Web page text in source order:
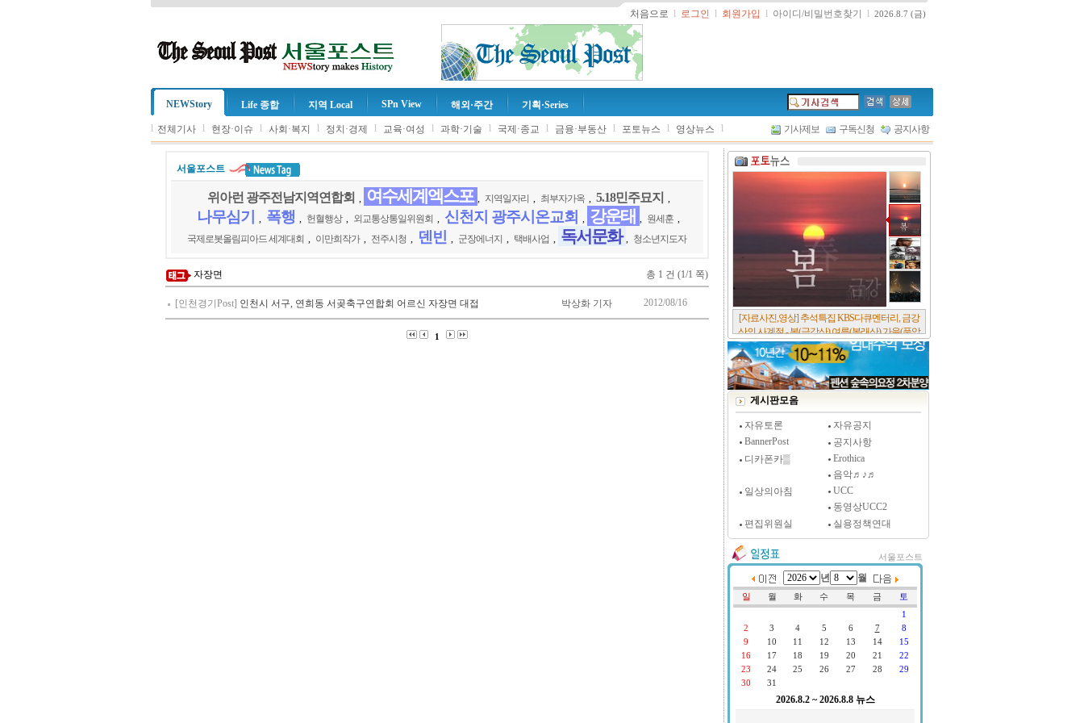
처음으로 l 로그인 l 회원가입 l 아이디/비밀번호찾기 l 2026.8.7 (금)
NEWStory Life 종합 지역 Local SPn View 해외·주간 기획·Series
l 전체기사 l 현장·이슈 l 사회·복지 l 정치·경제 l 교육·여성 l 과학·기술 l 국제·종교 l 금융·부동산 l 포토뉴스 l 영상뉴스 l 기사제보 구독신청 공지사항
서울포스트
위아런 광주전남지역연합회 여수세계엑스포 지역일자리 최부자가옥 5.18민주묘지
나무심기 폭행 헌혈행상 외교통상통일위원회 신천지 광주시온교회 강운태 원세훈
국제로봇올림피아드 세계대회
이만희작가 전주시청 덴빈 군장에너지 택배사업 독서문화 청소년지도자
자장면 총 1 건 (1/1 쪽)
[인천경기Post] 인천시 서구, 연희동 서곶축구연합회 어르신 자장면 대접 박상화 기자 2012/08/16
1
[서울포스트논단] 담배에 관한 추억, 연도별 우리
나라 금연정책 및 금연구역 확대 추이, 정부가 아
무리 더 해롭다고 사기를 쳐대도 피워 본 사람은
다 안다, 전자담배시장은 10년새 폭발적 증가세..
[시사저널 인터뷰] 윤방부 연세대 의대 명예교수,
"골초에게 전자담배를 허하라"
게시판모음
자유토론
자유공지
BannerPost
공지사항
디카폰카▒
Erothica
음악♬♪♬
일상의아침
UCC
동영상UCC2
편집위원실
실용정책연대
서울포스트